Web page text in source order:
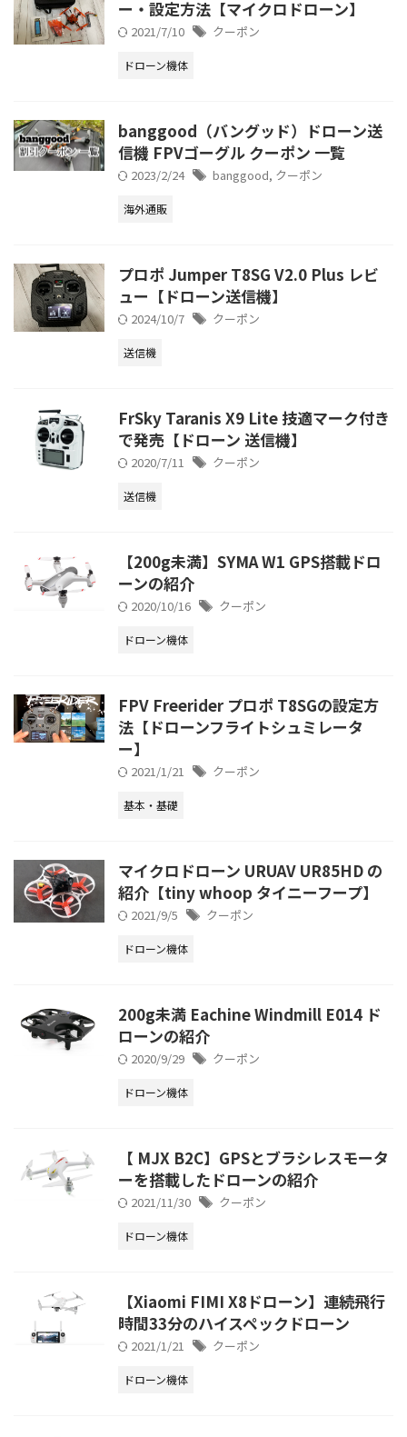
ー・設定方法【マイクロドローン】
2021/7/10 クーポン
ドローン機体
banggood（バングッド）ドローン送
信機 FPVゴーグル クーポン 一覧
2023/2/24 banggood, クーポン
海外通販
プロポ Jumper T8SG V2.0 Plus レビ
ュー【ドローン送信機】
2024/10/7 クーポン
送信機
FrSky Taranis X9 Lite 技適マーク付き
で発売【ドローン 送信機】
2020/7/11 クーポン
送信機
【200g未満】SYMA W1 GPS搭載ドロ
ーンの紹介
2020/10/16 クーポン
ドローン機体
FPV Freerider プロポ T8SGの設定方
法【ドローンフライトシュミレータ
ー】
2021/1/21 クーポン
基本・基礎
マイクロドローン URUAV UR85HD の
紹介【tiny whoop タイニーフープ】
2021/9/5 クーポン
ドローン機体
200g未満 Eachine Windmill E014 ド
ローンの紹介
2020/9/29 クーポン
ドローン機体
【 MJX B2C】GPSとブラシレスモータ
ーを搭載したドローンの紹介
2021/11/30 クーポン
ドローン機体
【Xiaomi FIMI X8ドローン】連続飛行
時間33分のハイスペックドローン
2021/1/21 クーポン
ドローン機体